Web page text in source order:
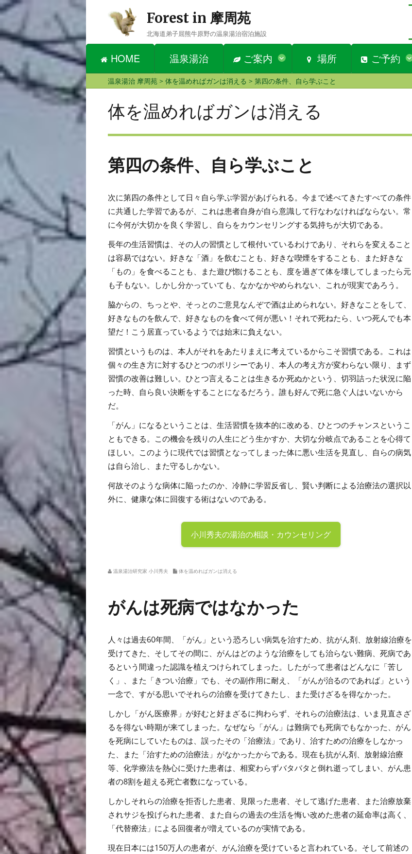
Forest in 摩周苑
北海道弟子屈熊牛原野の温泉湯治宿泊施設
HOME 温泉湯治 ご案内 場所 ご予約
温泉湯治 摩周苑> 体を温めればガンは消える > 第四の条件、自ら学ぶこと
体を温めればガンは消える
第四の条件、自ら学ぶこと
次に第四の条件として日々自ら学ぶ学習があげられる。今まで述べてきたすべての条件
に共通した学習であるが、これは患者自身が自ら意識して行なわなければならない。常
に今何が大切かを良く学習し、自らをカウンセリングする気持ちが大切である。
長年の生活習慣は、その人の習慣として根付いているわけであり、それらを変えること
は容易ではない。好きな「酒」を飲むことも、好きな喫煙をすることも、また好きな
「もの」を食べることも、また遊び惚けることも、度を過ぎて体を壊してしまったら元
も子もない。しかし分かっていても、なかなかやめられない、これが現実であろう。
脇からの、ちっとや、そっとのご意見なんぞで酒は止められない。好きなことをして、
好きなものを飲んで、好きなものを食べて何が悪い！それで死ねたら、いつ死んでも本
望だ！こう居直っているようでは始末に負えない。
習慣というものは、本人がそれをあたりまえに考えているからこそ習慣である。これは
個々の生き方に対するひとつのポリシーであり、本人の考え方が変わらない限り、まず
習慣の改善は難しい。ひとつ言えることは生きるか死ぬかという、切羽詰った状況に陥
った時、自ら良い決断をすることになるだろう。誰も好んで死に急ぐ人はいないから
だ。
「がん」になるということは、生活習慣を抜本的に改める、ひとつのチャンスというこ
ともできる。この機会を残りの人生にどう生かすか、大切な分岐点であることを心得て
ほしい。このように現代では習慣となってしまった体に悪い生活を見直し、自らの病気
は自ら治し、また守るしかない。
何故そのような病体に陥ったのか、冷静に学習反省し、賢い判断による治療法の選択以
外に、健康な体に回復する術はないのである。
小川秀夫の湯治の相談・カウンセリング
温泉湯治研究家 小川秀夫 体を温めればガンは消える
がんは死病ではなかった
人々は過去60年間、「がん」という恐ろしい病気を治すため、抗がん剤、放射線治療を
受けてきた、そしてその間に、がんはどのような治療をしても治らない難病、死病であ
るという間違った認識を植えつけられてしまった。したがって患者はどんなに「苦し
く」、また「きつい治療」でも、その副作用に耐え、「がんが治るのであれば」という
一念で、すがる思いでそれらの治療を受けてきたし、また受けざるを得なかった。
しかし「がん医療界」が好むと好まざるに拘わらず、それらの治療法は、いま見直さざ
るを得ない時期が来てしまった。なぜなら「がん」は難病でも死病でもなかった、がん
を死病にしていたものは、誤ったその「治療法」であり、治すための治療をしなかっ
た、また「治すための治療法」がなかったからである。現在も抗がん剤、放射線治療
等、化学療法を熱心に受けた患者は、相変わらずバタバタと倒れ逝ってしまい、がん患
者の8割を超える死亡者数になっている。
しかしそれらの治療を拒否した患者、見限った患者、そして逃げた患者、また治療放棄
されサジを投げられた患者、また自らの過去の生活を悔い改めた患者の延命率は高く、
「代替療法」による回復者が増えているのが実情である。
現在日本には150万人の患者が、がん治療を受けていると言われている。そして前述の